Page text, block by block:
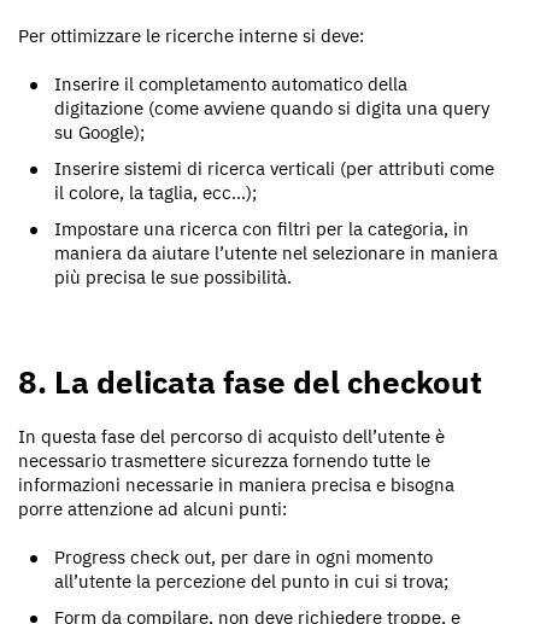
Per ottimizzare le ricerche interne si deve:
Inserire il completamento automatico della
digitazione (come avviene quando si digita una query
su Google);
Inserire sistemi di ricerca verticali (per attributi come
il colore, la taglia, ecc...);
Impostare una ricerca con filtri per la categoria, in
maniera da aiutare l’utente nel selezionare in maniera
più precisa le sue possibilità.
8. La delicata fase del checkout
In questa fase del percorso di acquisto dell’utente è
necessario trasmettere sicurezza fornendo tutte le
informazioni necessarie in maniera precisa e bisogna
porre attenzione ad alcuni punti:
Progress check out, per dare in ogni momento
all’utente la percezione del punto in cui si trova;
Form da compilare, non deve richiedere troppe, e